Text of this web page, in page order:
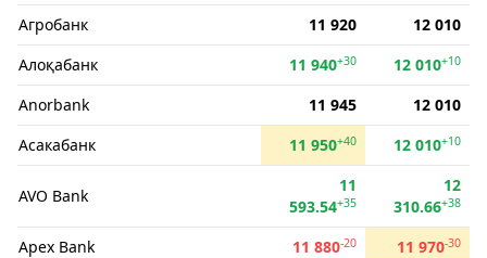
Агробанк
11 920
12 010
Алоқабанк
11 940+30 12 010+10
Anorbank 11 945
12 010
Асакабанк
11 950+40 12 010+10
AVO Bank
11
593.54+35
12
310.66+38
Apex Bank 11 880-20 11 970-30